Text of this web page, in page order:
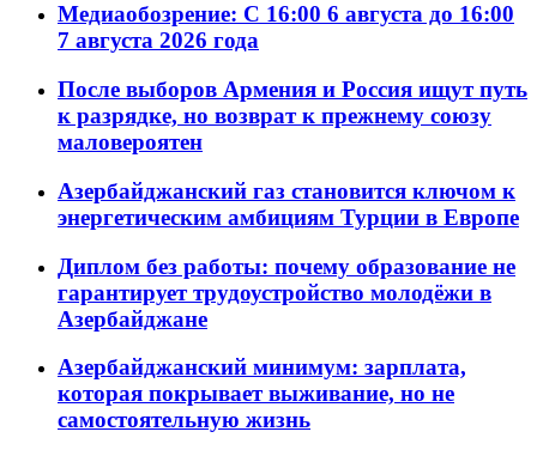
Медиаобозрение: С 16:00 6 августа до 16:00
7 августа 2026 года
После выборов Армения и Россия ищут путь
к разрядке, но возврат к прежнему союзу
маловероятен
Азербайджанский газ становится ключом к
энергетическим амбициям Турции в Европе
Диплом без работы: почему образование не
гарантирует трудоустройство молодёжи в
Азербайджане
Азербайджанский минимум: зарплата,
которая покрывает выживание, но не
самостоятельную жизнь